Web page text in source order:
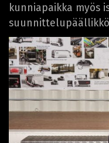
kunniapaikka myös